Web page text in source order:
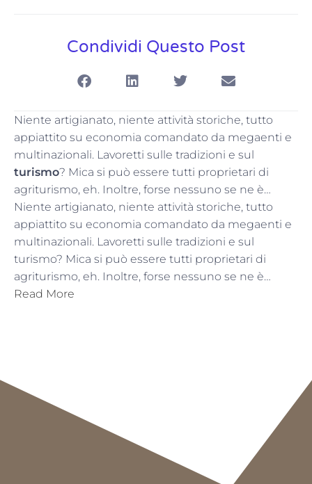
Condividi Questo Post
Niente artigianato, niente attività storiche, tutto
appiattito su economia comandato da megaenti e
multinazionali. Lavoretti sulle tradizioni e sul
turismo? Mica si può essere tutti proprietari di
agriturismo, eh. Inoltre, forse nessuno se ne è…
Niente artigianato, niente attività storiche, tutto
appiattito su economia comandato da megaenti e
multinazionali. Lavoretti sulle tradizioni e sul
turismo? Mica si può essere tutti proprietari di
agriturismo, eh. Inoltre, forse nessuno se ne è…
Read More